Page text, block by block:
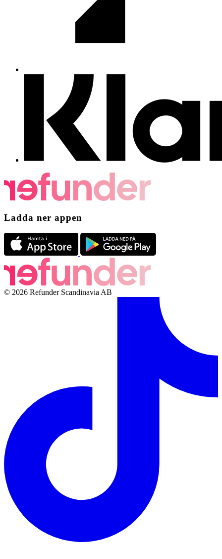
Ladda ner appen
© 2026 Refunder Scandinavia AB